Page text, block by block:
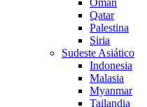
Qatar
Palestina
Siria
Sudeste Asiático
Indonesia
Malasia
Myanmar
Tailandia